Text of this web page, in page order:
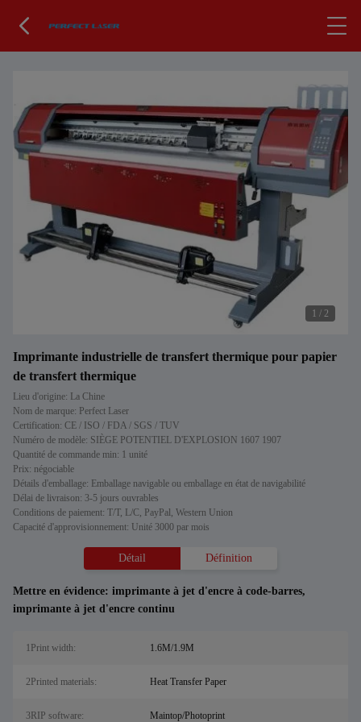
1 / 2
Imprimante industrielle de transfert thermique pour papier
de transfert thermique
Lieu d'origine: La Chine
Nom de marque: Perfect Laser
Certification: CE / ISO / FDA / SGS / TUV
Numéro de modèle: SIÈGE POTENTIEL D'EXPLOSION 1607 1907
Quantité de commande min: 1 unité
Prix: négociable
Détails d'emballage: Emballage navigable ou emballage en état de navigabilité
Délai de livraison: 3-5 jours ouvrables
Conditions de paiement: T/T, L/C, PayPal, Western Union
Capacité d'approvisionnement: Unité 3000 par mois
Détail Définition
Mettre en évidence: imprimante à jet d'encre à code-barres,
imprimante à jet d'encre continu
1Print width: 1.6M/1.9M
2Printed materials: Heat Transfer Paper
3RIP software: Maintop/Photoprint